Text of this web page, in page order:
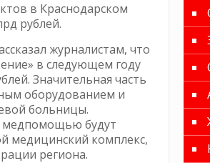
в Краснодарском
рублей.
журналистам, что
в следующем году
Значительная часть
оборудованием и
больницы.
медпомощью будут
медицинский комплекс,
региона.